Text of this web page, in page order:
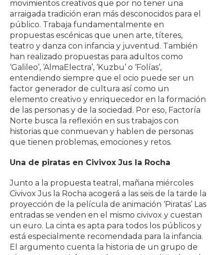
movimientos creativos que por no tener una
arraigada tradición eran más desconocidos para el
público. Trabaja fundamentalmente en
propuestas escénicas que unen arte, títeres,
teatro y danza con infancia y juventud. También
han realizado propuestas para adultos como
‘Galileo’, ‘AlmaElectra’, ‘Kuzbu’ o ‘Folías’,
entendiendo siempre que el ocio puede ser un
factor generador de cultura así como un
elemento creativo y enriquecedor en la formación
de las personas y de la sociedad. Por eso, Factoría
Norte busca la reflexión en sus trabajos con
historias que conmuevan y hablen de personas
que tienen problemas, emociones y retos.
Una de piratas en Civivox Jus la Rocha
Junto a la propuesta teatral, mañana miércoles
Civivox Jus la Rocha acogerá a las seis de la tarde la
proyección de la película de animación ‘Piratas’ Las
entradas se venden en el mismo civivox y cuestan
un euro. La cinta es apta para todos los públicos y
está especialmente recomendada para la infancia.
El argumento cuenta la historia de un grupo de